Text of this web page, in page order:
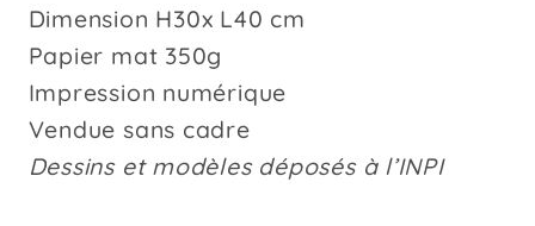
Dimension H30x L40 cm
Papier mat 350g
Impression numérique
Vendue sans cadre
Dessins et modèles déposés à l’INPI